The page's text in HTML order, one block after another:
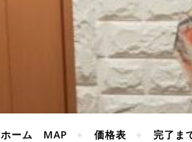
ホーム MAP 価格表 完了ま